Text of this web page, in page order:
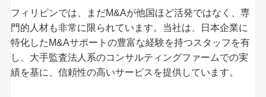
フィリピンでは、まだM&Aが他国ほど活発ではなく、専
門的人材も非常に限られています。当社は、日本企業に
特化したM&Aサポートの豊富な経験を持つスタッフを有
し、大手監査法人系のコンサルティングファームでの実
績を基に、信頼性の高いサービスを提供しています。